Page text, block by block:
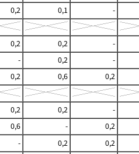
0,2 0,1
-
0,2 0,2
-
- 0,2
-
0,2 0,6
0,2
0,2 0,2
-
0,6 -
0,2
- 0,2
0,2